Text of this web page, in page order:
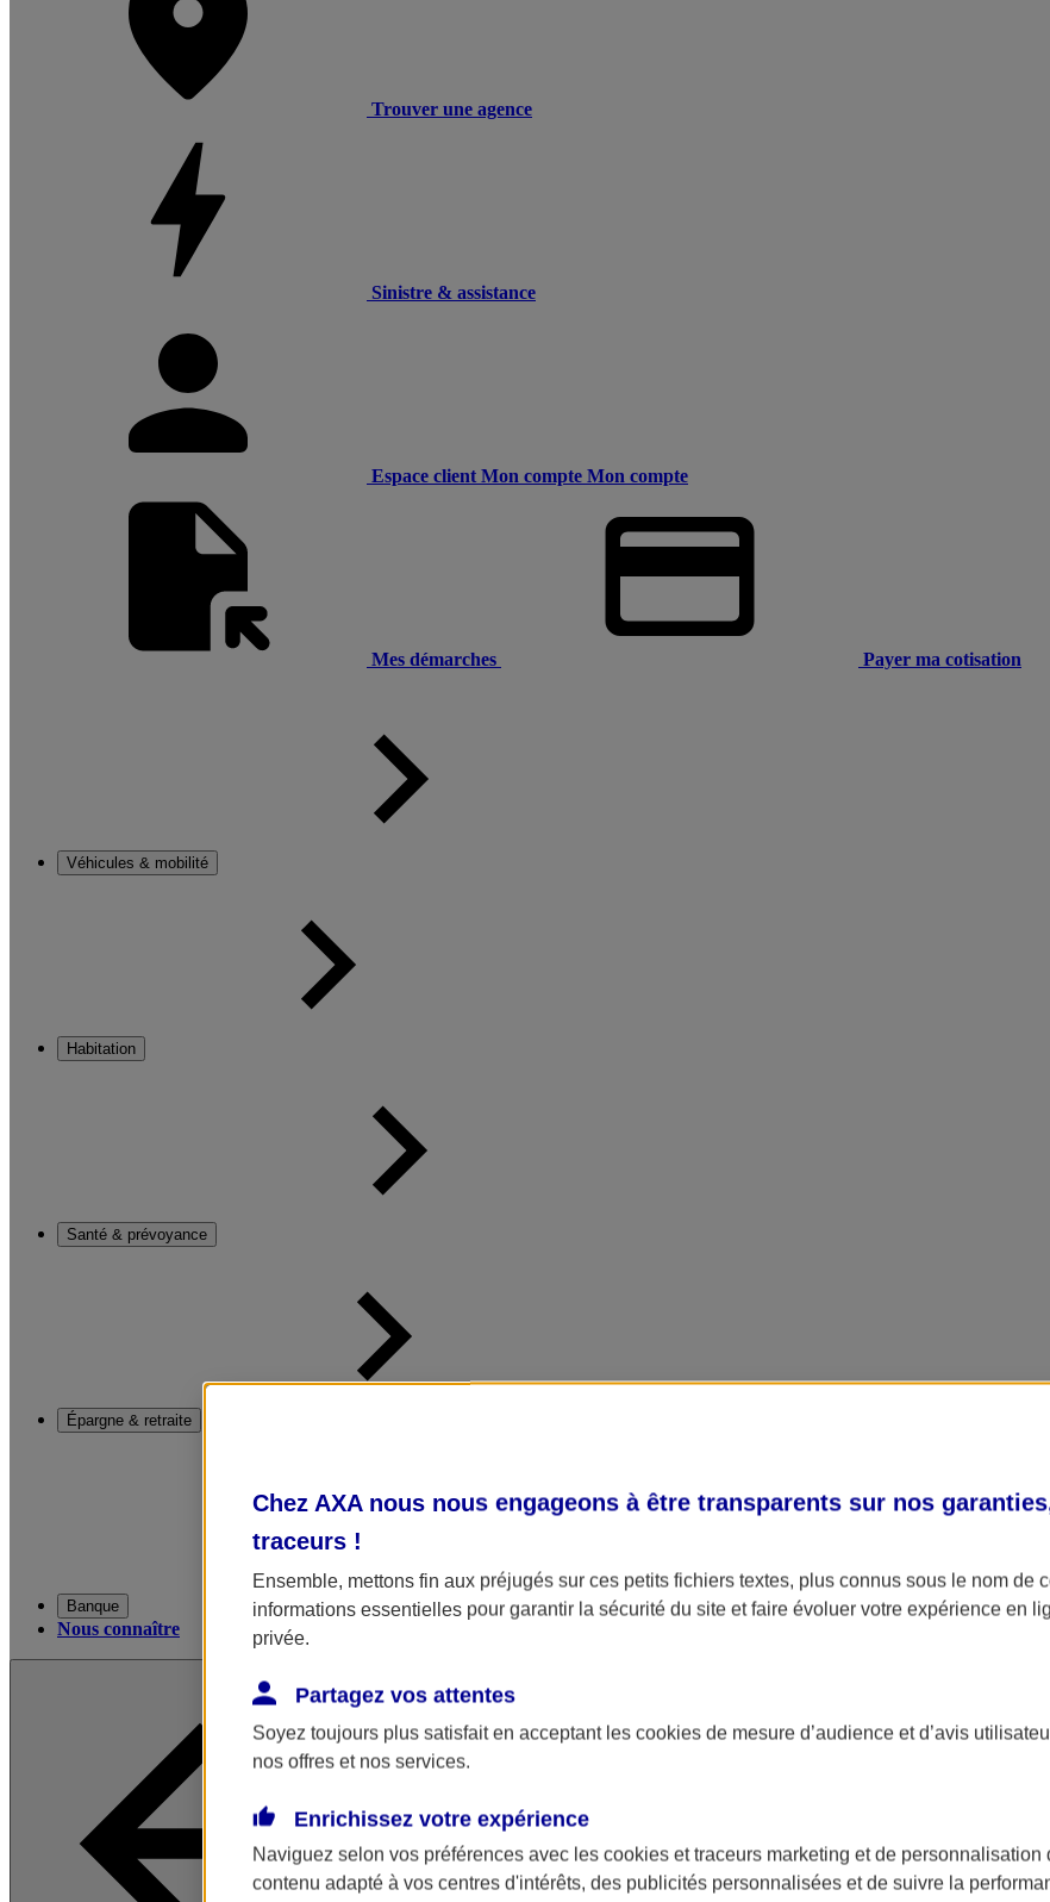
Trouver une agence
Sinistre & assistance
Espace client Mon compte Mon compte
Mes démarches Payer ma cotisation
Véhicules & mobilité
Habitation
Santé & prévoyance
Épargne & retraite
Banque
Nous connaître
Chez AXA nous nous engageons à être transparents sur nos
traceurs !
Ensemble, mettons fin aux préjugés sur ces petits fichiers textes, plus connus sous le nom de
informations essentielles pour garantir la sécurité du site et faire évoluer votre expérience en
privée.
Partagez vos attentes
Soyez toujours plus satisfait en acceptant les cookies de mesure d’audience et d’avis
nos offres et nos services.
Enrichissez votre expérience
Naviguez selon vos préférences avec les cookies et traceurs marketing et de personnalisation
contenu adapté à vos centres d'intérêts, des publicités personnalisées et de suivre la